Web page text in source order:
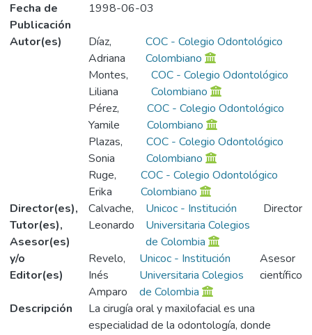
Fecha de
Publicación
1998-06-03
Autor(es)
Díaz,
Adriana
COC - Colegio Odontológico
Colombiano
Montes,
Liliana
COC - Colegio Odontológico
Colombiano
Pérez,
Yamile
COC - Colegio Odontológico
Colombiano
Plazas,
Sonia
COC - Colegio Odontológico
Colombiano
Ruge,
Erika
COC - Colegio Odontológico
Colombiano
Director(es),
Tutor(es),
Asesor(es)
y/o
Editor(es)
Calvache,
Leonardo
Unicoc - Institución
Universitaria Colegios
de Colombia
Director
Revelo,
Inés
Amparo
Unicoc - Institución
Universitaria Colegios
de Colombia
Asesor
científico
Descripción
La cirugía oral y maxilofacial es una
especialidad de la odontología, donde